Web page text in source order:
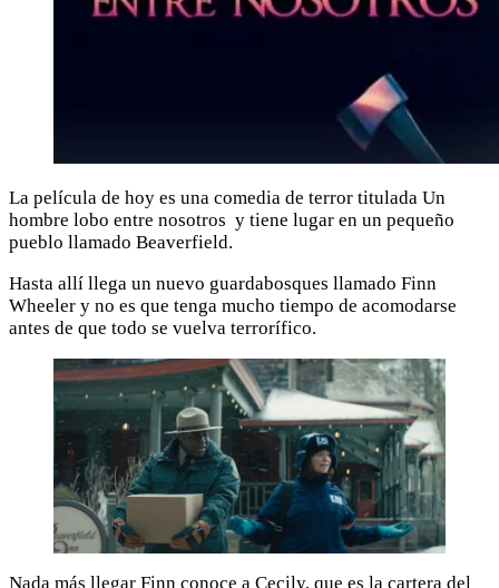
La película de hoy es una comedia de terror titulada Un
hombre lobo entre nosotros y tiene lugar en un pequeño
pueblo llamado Beaverfield.
Hasta allí llega un nuevo guardabosques llamado Finn
Wheeler y no es que tenga mucho tiempo de acomodarse
antes de que todo se vuelva terrorífico.
Nada más llegar Finn conoce a Cecily, que es la cartera del